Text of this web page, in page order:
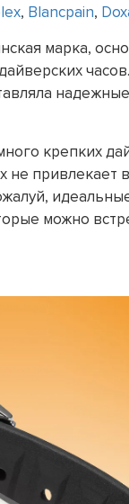
, Blancpain,
марка,
крепких
привлекает
можно